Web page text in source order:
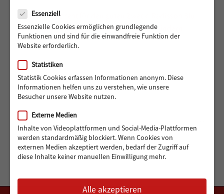
488 Euro gedreht für den guten Zweck: Radisson Blu
Hotel Hamburg unterstützt Hörer helfen Kindern
ARCHIV
Archiv
Monat auswählen
Essenziell
Essenzielle Cookies ermöglichen grundlegende
Funktionen und sind für die einwandfreie Funktion der
Website erforderlich.
Statistiken
Statistik Cookies erfassen Informationen anonym. Diese
Informationen helfen uns zu verstehen, wie unsere
Besucher unsere Website nutzen.
Externe Medien
Inhalte von Videoplattformen und Social-Media-Plattformen
werden standardmäßig blockiert. Wenn Cookies von
externen Medien akzeptiert werden, bedarf der Zugriff auf
diese Inhalte keiner manuellen Einwilligung mehr.
Alle akzeptieren